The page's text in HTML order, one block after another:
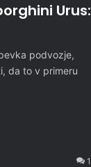
Urus:
podvozje,
da to v primeru
1